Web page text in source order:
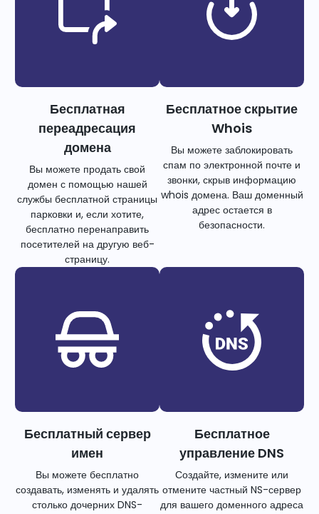
Бесплатная
переадресация
домена
Вы можете продать свой
домен с помощью нашей
службы бесплатной страницы
парковки и, если хотите,
бесплатно перенаправить
посетителей на другую веб-
страницу.
Бесплатное скрытие
Whois
Вы можете заблокировать
спам по электронной почте и
звонки, скрыв информацию
whois домена. Ваш доменный
адрес остается в
безопасности.
Бесплатный сервер
имен
Вы можете бесплатно
создавать, изменять и удалять
столько дочерних DNS-
Бесплатное
управление DNS
Создайте, измените или
отмените частный NS-сервер
для вашего доменного адреса